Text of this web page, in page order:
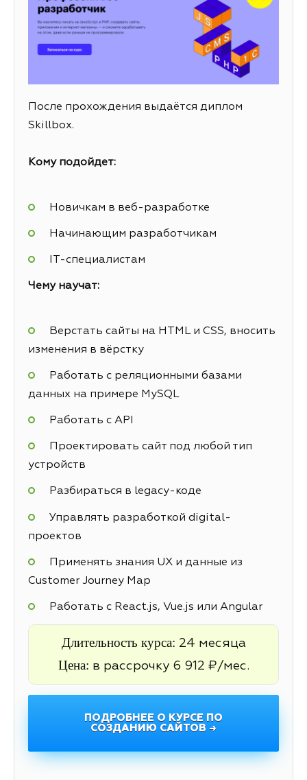
После прохождения выдаётся диплом
Skillbox.
Кому подойдет:
Новичкам в веб-разработке
Начинающим разработчикам
IT-специалистам
Чему научат:
Верстать сайты на HTML и CSS, вносить
изменения в вёрстку
Работать с реляционными базами
данных на примере MySQL
Работать с API
Проектировать сайт под любой тип
устройств
Разбираться в legacy-коде
Управлять разработкой digital-
проектов
Применять знания UX и данные из
Customer Journey Map
Работать с React.js, Vue.js или Angular
Длительность курса: 24 месяца
Цена: в рассрочку 6 912 ₽/мес.
ПОДРОБНЕЕ О КУРСЕ ПО
СОЗДАНИЮ САЙТОВ →